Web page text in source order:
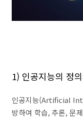
1) 인공지능의 정
인공지능(Artificial
방하여 학습,추론,문